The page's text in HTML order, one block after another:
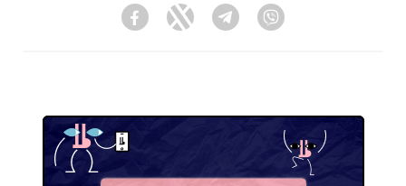
FacebookTwitter Telegram